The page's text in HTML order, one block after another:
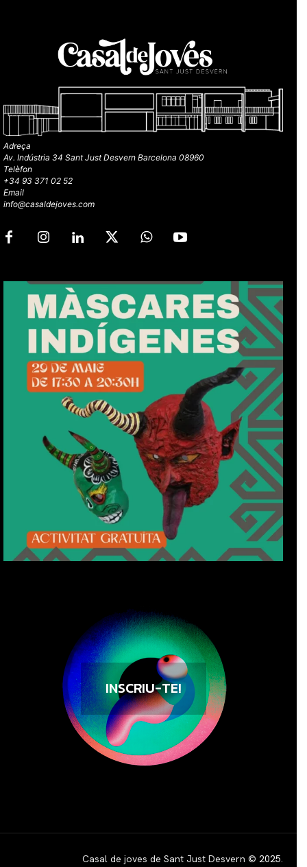
Adreça
Av. Indústria 34 Sant Just Desvern Barcelona 08960
Telèfon
+34 93 371 02 52
Email
info@casaldejoves.com
INSCRIU-TE!
Casal de joves de Sant Just Desvern © 2025.